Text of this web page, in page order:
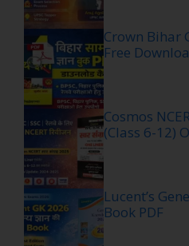
Crown Bihar
Free
Cosmos
(Class 6-12)
Lucent’s
Book PDF